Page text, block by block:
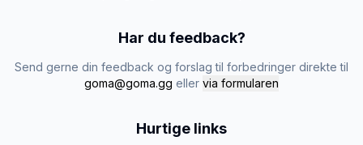
Har du feedback?
Send gerne din feedback og forslag til forbedringer direkte til
goma@goma.gg eller via formularen
Hurtige links